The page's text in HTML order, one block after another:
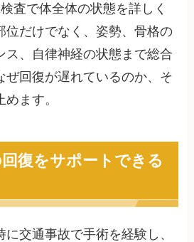
査で体全体の状態を詳しく
位だけでなく、姿勢、骨格の
ス、自律神経の状態まで総合
ぜ回復が遅れているのか、そ
ます。
復をサポートできる
交通事故で手術を経験し、